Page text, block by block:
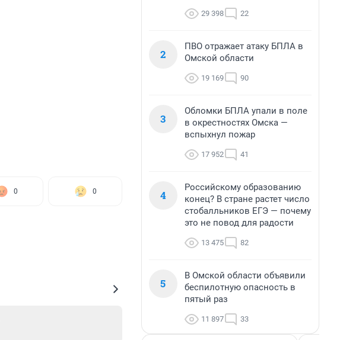
0 0
29 398 22
2
ПВО отражает атаку БПЛА в
Омской области
19 169 90
3
Обломки БПЛА упали в поле
в окрестностях Омска —
вспыхнул пожар
17 952 41
4
Российскому образованию
конец? В стране растет число
стобалльников ЕГЭ — почему
это не повод для радости
13 475 82
5
В Омской области объявили
беспилотную опасность в
пятый раз
11 897 33